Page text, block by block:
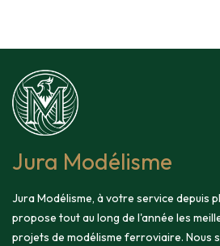
Jura Modélisme
Jura Modélisme, à votre service depuis
propose tout au long de l'année les
projets de modélisme ferroviaire. Nous